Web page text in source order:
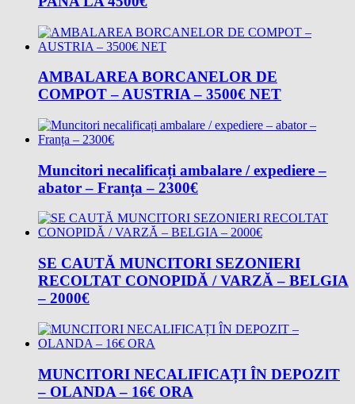
AMBALAREA BORCANELOR DE
COMPOT – AUSTRIA – 3500€ NET
Muncitori necalificați ambalare / expediere –
abator – Franța – 2300€
SE CAUTĂ MUNCITORI SEZONIERI
RECOLTAT CONOPIDĂ / VARZĂ – BELGIA
– 2000€
MUNCITORI NECALIFICAȚI ÎN DEPOZIT
– OLANDA – 16€ ORA